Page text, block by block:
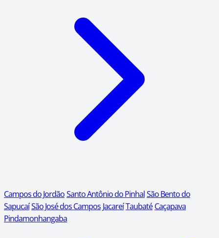
Campos do JordãoSanto Antônio do PinhalSão Bento do
SapucaíSão José dos Campos JacareíTaubaté Caçapava
Pindamonhangaba